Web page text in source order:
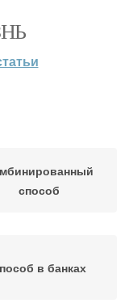
способ
в банках